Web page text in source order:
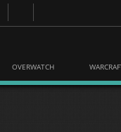
OVERWATCH